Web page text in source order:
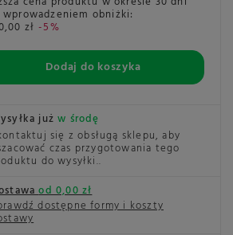
wprowadzeniem obniżki:
zł -5%
Dodaj do koszyka
jużw środę
się z obsługą sklepu, aby
czas przygotowania tego
do wysyłki.
od 0,00 zł
dostępne formy i koszty